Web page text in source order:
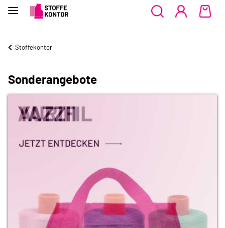
Stoffekontor
Sonderangebote